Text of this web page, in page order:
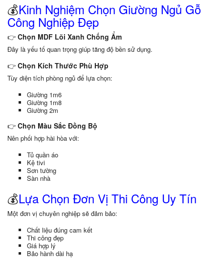
💰Kinh Nghiệm Chọn Giường Ngủ Gỗ
Công Nghiệp Đẹp
👉 Chọn MDF Lõi Xanh Chống Ẩm
Đây là yếu tố quan trọng giúp tăng độ bền sử dụng.
👉 Chọn Kích Thước Phù Hợp
Tùy diện tích phòng ngủ để lựa chọn:
Giường 1m6
Giường 1m8
Giường 2m
👉 Chọn Màu Sắc Đồng Bộ
Nên phối hợp hài hòa với:
Tủ quần áo
Kệ tivi
Sơn tường
Sàn nhà
💰Lựa Chọn Đơn Vị Thi Công Uy Tín
Một đơn vị chuyên nghiệp sẽ đảm bảo:
Chất liệu đúng cam kết
Thi công đẹp
Giá hợp lý
Bảo hành dài hạ